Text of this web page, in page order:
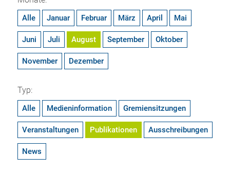
Alle Januar Februar März April Mai
Juni Juli August September Oktober
November Dezember
Typ:
Alle Medieninformation Gremiensitzungen
Veranstaltungen Publikationen Ausschreibungen
News